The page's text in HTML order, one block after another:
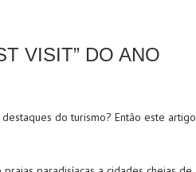
VISIT” DO ANO
do turismo? Então este artigo